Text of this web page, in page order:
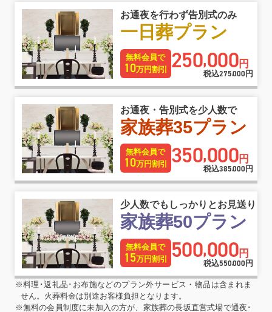
お通夜を行わず告別式のみ
一日葬プラン
無料会員で
10万円割引 250,000円
税込275,000 円
お通夜・告別式を少人数で
家族葬35プラン
無料会員で
10万円割引 350,000円
税込385,000円
少人数でもしっかりとお見送り
家族葬50プラン
無料会員で
15万円割引 500,000円
税込550,000 円
※料理･返礼品･お布施などのプラン外サービス・物品は含まれま
せん。火葬料金は別途お客様負担となります。
※無料の会員制度に未加入の方が、家族葬の長坂直営式場で通夜･